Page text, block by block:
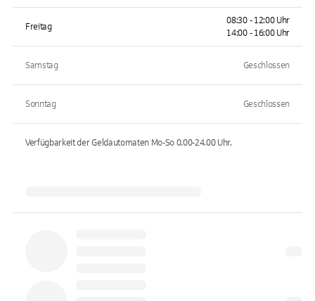
Freitag
08:30 - 12:00 Uhr
14:00 - 16:00 Uhr
Samstag Geschlossen
Sonntag Geschlossen
Verfügbarkeit der Geldautomaten Mo-So 0.00-24.00Uhr.